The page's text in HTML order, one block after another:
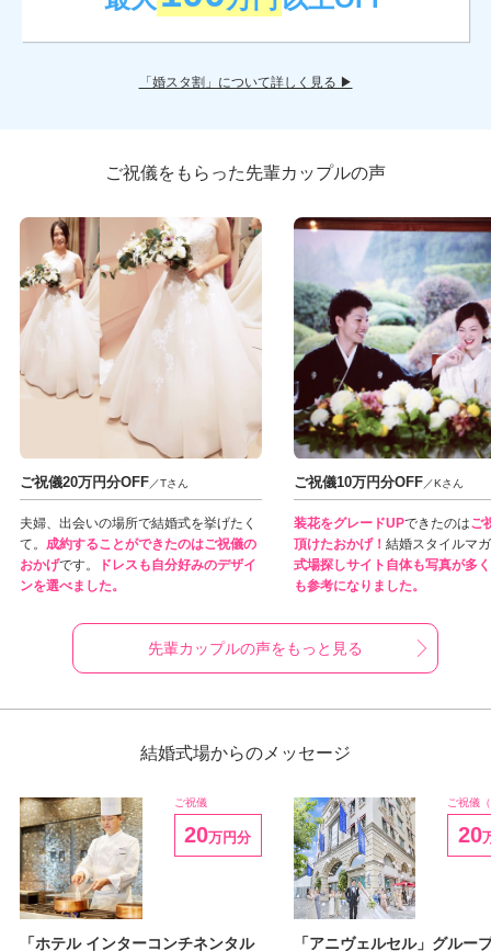
「婚スタ割」について詳しく見る ▶
ご祝儀をもらった先輩カップルの声
ご祝儀20万円分OFF ／Tさん
夫婦、出会いの場所で結婚式を挙げたく
て。 成約することができたのはご祝儀の
おかげです。
ドレスも自分好みのデザイ
ンを選べました。
ご祝儀10万円分OFF／Kさん
装花をグレードUPできたのはご
頂けたおかげ！ 結婚スタイルマ
式場探しサイト自体も写真が多
も参考になりました。
先輩カップルの声をもっと見る
結婚式場からのメッセージ
ご祝儀
20万円分
「ホテル インターコンチネンタル
ご祝儀
20
「アニヴェルセル」グルー